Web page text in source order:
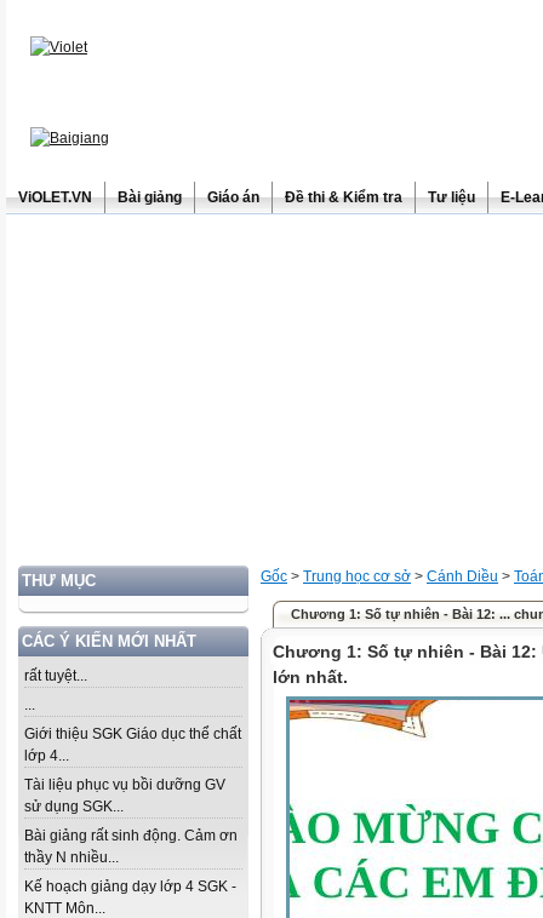
ViOLET.VN Bài giảng Giáo án Đề thi & Kiểm tra Tư liệu E-
THƯ MỤC
CÁC Ý KIẾN MỚI NHẤT
rất tuyệt...
...
Giới thiệu SGK Giáo dục thể chất
lớp 4...
Tài liệu phục vụ bồi dưỡng GV
sử dụng SGK...
Bài giảng rất sinh động. Cảm ơn
thầy N nhiều...
Kế hoạch giảng dạy lớp 4 SGK -
KNTT Môn...
Gốc > Trung học cơ sở > Cánh Diều >
Chương 1: Số tự nhiên - Bài 12: ...
Chương 1: Số tự nhiên - Bài
lớn nhất.